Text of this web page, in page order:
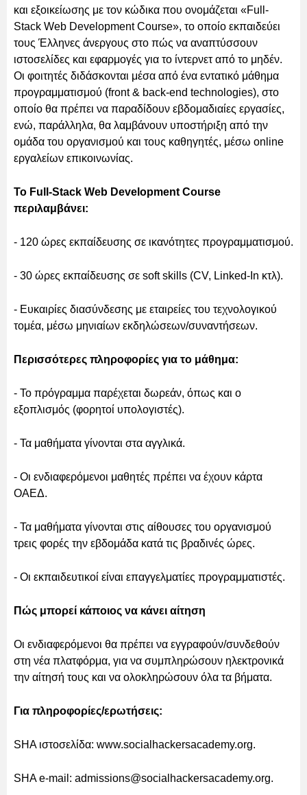
και εξοικείωσης με τον κώδικα που ονομάζεται «Full-
Stack Web Development Course», το οποίο εκπαιδεύει
τους Έλληνες άνεργους στο πώς να αναπτύσσουν
ιστοσελίδες και εφαρμογές για το ίντερνετ από το μηδέν.
Οι φοιτητές διδάσκονται μέσα από ένα εντατικό μάθημα
προγραμματισμού (front & back-end technologies), στο
οποίο θα πρέπει να παραδίδουν εβδομαδιαίες εργασίες,
ενώ, παράλληλα, θα λαμβάνουν υποστήριξη από την
ομάδα του οργανισμού και τους καθηγητές, μέσω online
εργαλείων επικοινωνίας.
Το Full-Stack Web Development Course
περιλαμβάνει:
- 120 ώρες εκπαίδευσης σε ικανότητες προγραμματισμού.
- 30 ώρες εκπαίδευσης σε soft skills (CV, Linked-In κτλ).
- Ευκαιρίες διασύνδεσης με εταιρείες του τεχνολογικού
τομέα, μέσω μηνιαίων εκδηλώσεων/συναντήσεων.
Περισσότερες πληροφορίες για το μάθημα:
- Το πρόγραμμα παρέχεται δωρεάν, όπως και ο
εξοπλισμός (φορητοί υπολογιστές).
- Τα μαθήματα γίνονται στα αγγλικά.
- Οι ενδιαφερόμενοι μαθητές πρέπει να έχουν κάρτα
ΟΑΕΔ.
- Τα μαθήματα γίνονται στις αίθουσες του οργανισμού
τρεις φορές την εβδομάδα κατά τις βραδινές ώρες.
- Οι εκπαιδευτικοί είναι επαγγελματίες προγραμματιστές.
Πώς μπορεί κάποιος να κάνει αίτηση
Οι ενδιαφερόμενοι θα πρέπει να εγγραφούν/συνδεθούν
στη νέα πλατφόρμα, για να συμπληρώσουν ηλεκτρονικά
την αίτησή τους και να ολοκληρώσουν όλα τα βήματα.
Για πληροφορίες/ερωτήσεις:
SHA ιστοσελίδα: www.socialhackersacademy.org.
SHA e-mail: admissions@socialhackersacademy.org.